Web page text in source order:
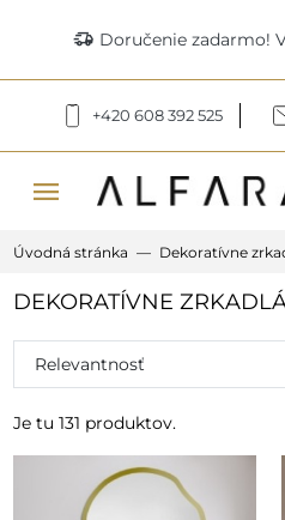
delivery_truck_speed Doručenie zadarmo!
+420 608 392 525
menu
Úvodná stránka Dekoratívne
DEKORATÍVNE
Je tu 131 produktov.
Relevantnosť